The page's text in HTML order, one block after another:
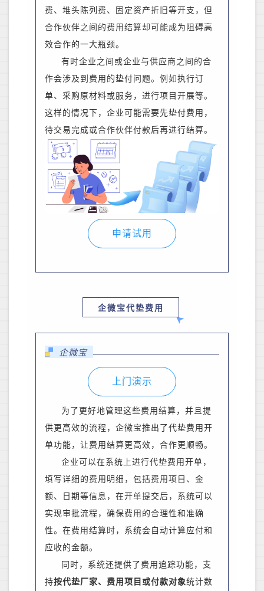
费、 堆头陈列费、 固定资产折旧等开支 ， 但
合作伙伴之间的费用结算却可能成为阻碍高
效合作的一大瓶颈。
有时企业之间或企业与供应商之间的合
作会涉及到费用的垫付问题。例如执行订
单、采购原材料或服务，进行项目开展等。
这样的情况下，企业可能需要先垫付费用，
待交易完成或合作伙伴付款后再进行结算。
申请试用
企微宝代垫费用
企微宝
上门演示
为了更好地管理这些费用 结算 ，并且提
供更高效的流程，企微宝推出了代垫费用开
单功能，让费用结算更高效，合作更顺畅。
企业可以在系统上进行代垫费用开单，
填写详细的费用明细，包括费用项目、金
额、日期等信息 ， 在开单提交后，系统可以
实现审批流程，确保费用的合理性和准确
性。在费用结算 时 ，系统会自动计算应付和
应收的金额。
同时，系统还提供了费用追踪功能， 支
持按代垫厂家、费用项目或付款对象统计数